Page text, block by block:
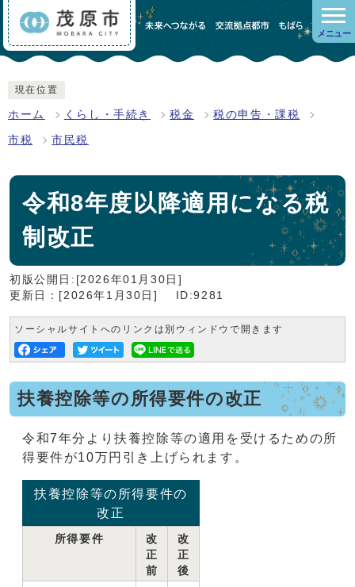
メニュー
現在位置
ホーム くらし・手続き 税金 税の申告・課税
市税 市民税
令和8年度以降適用になる税
制改正
初版公開日:[2026年01月30日]
更新日：[2026年1月30日]
ID:9281
ソーシャルサイトへのリンクは別ウィンドウで開きます
扶養控除等の所得要件の改正
令和7年分より扶養控除等の適用を受けるための所
得要件が10万円引き上げられます。
扶養控除等の所得要件の
改正
所得要件
改
正
前
改
正
後